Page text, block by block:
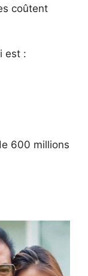
coûtent
est :
600 millions